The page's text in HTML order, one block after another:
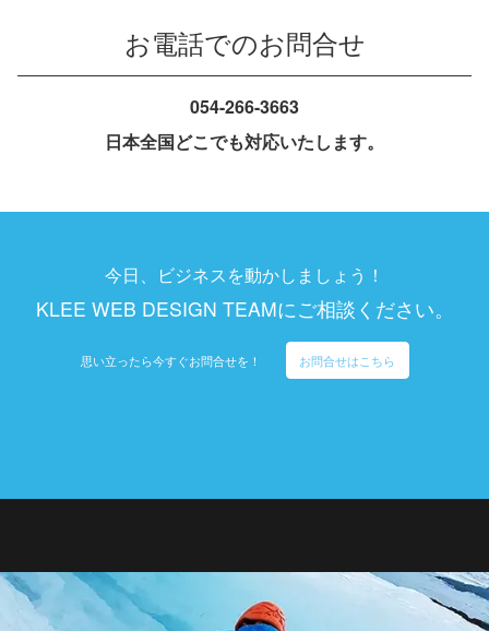
お電話でのお問合せ
054-266-3663
日本全国どこでも対応いたします。
今日、ビジネスを動かしましょう！
KLEE WEB DESIGN TEAMにご相談ください。
思い立ったら今すぐお問合せを！ お問合せはこちら